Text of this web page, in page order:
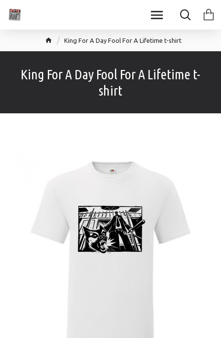
King For A Day Fool For A Lifetime t-shirt
King For A Day Fool For A Lifetime t-
shirt